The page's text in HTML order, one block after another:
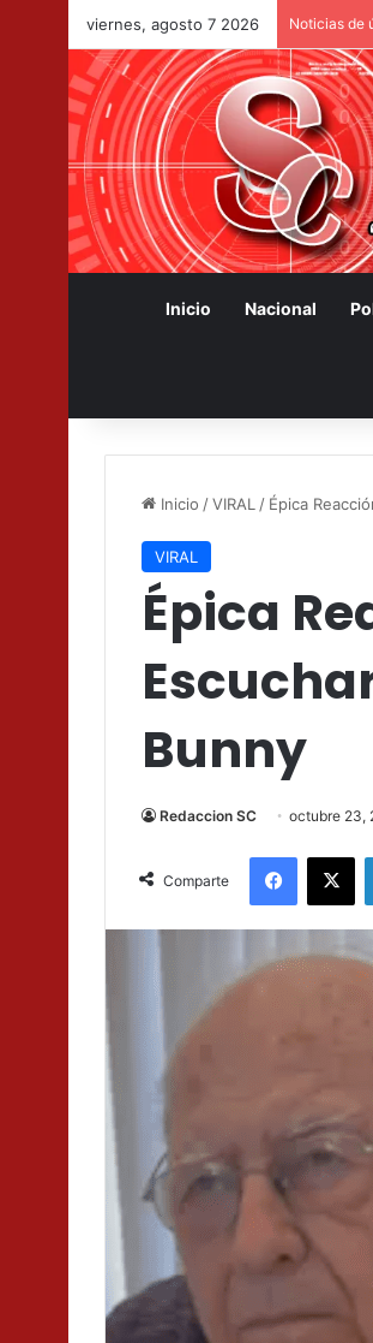
viernes, agosto 7 2026 Noticias de
Inicio Nacional
Inicio /VIRAL / Épica
VIRAL
Épica
Bunny
Redaccion SC octubre 23,
Comparte
Facebook
X